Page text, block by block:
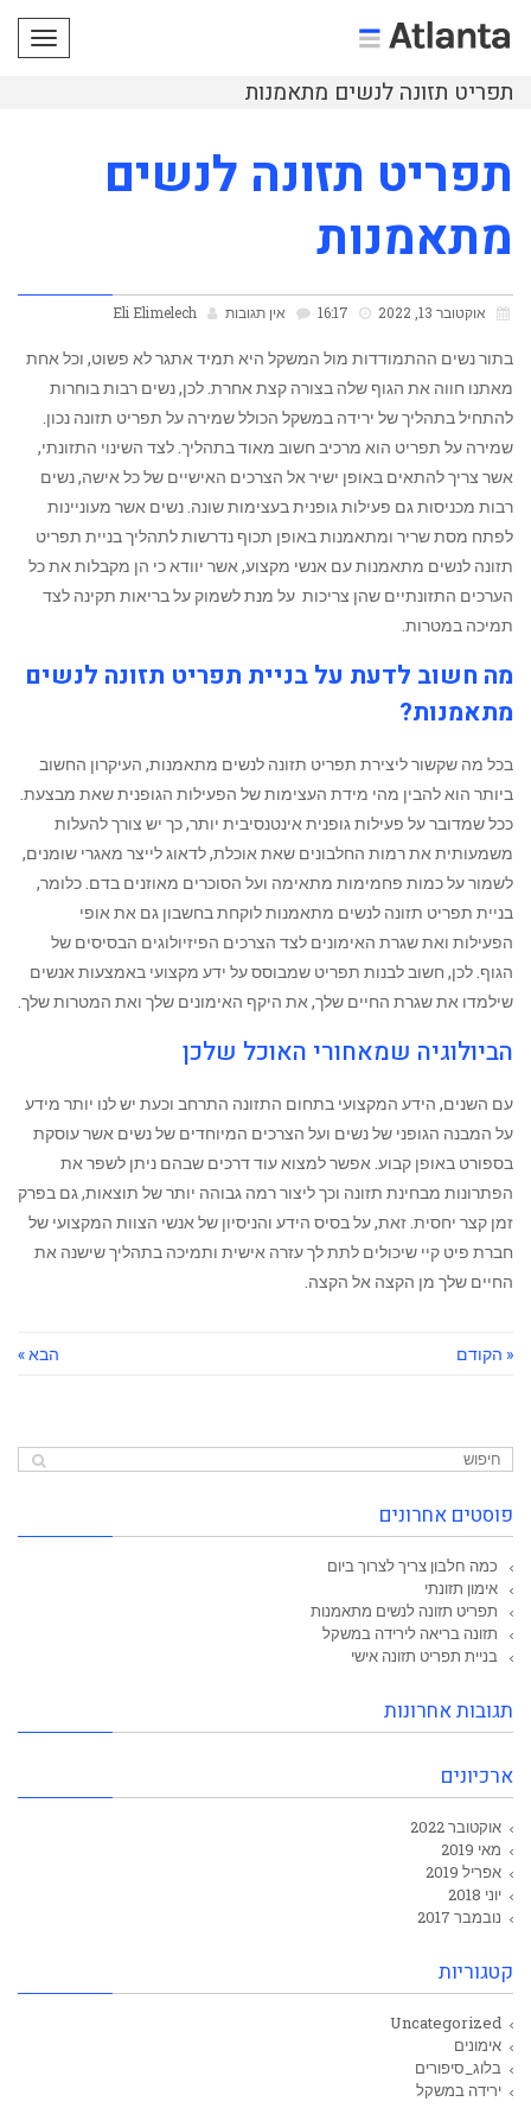
תפריט תזונה לנשים מתאמנות
תפריט תזונה לנשים
מתאמנות
אוקטובר 13, 2022 אין תגובות Eli Elimelech
בתור נשים ‏ההתמודדות מול המשקל היא תמיד אתגר לא פשוט, וכל אחת
מאתנו חווה את הגוף שלה בצורה קצת אחרת. לכן, נשים רבות בוחרות
להתחיל בתהליך של ירידה במשקל הכולל שמירה על תפריט תזונה נכון.
שמירה על תפריט הוא מרכיב חשוב מאוד בתהליך. לצד השינוי התזונתי,
אשר צריך להתאים באופן ישיר אל הצרכים האישיים של כל אישה, נשים
רבות מכניסות גם פעילות גופנית בעצימות שונה. נשים אשר מעוניינות
לפתח מסת שריר ומתאמנות באופן תכוף נדרשות לתהליך בניית תפריט
תזונה לנשים מתאמנות ‏עם אנשי מקצוע, אשר יוודא כי הן מקבלות את כל
הערכים התזונתיים שהן צריכות על מנת לשמוק על בריאות תקינה לצד
תמיכה במטרות.
מה חשוב לדעת על בניית תפריט תזונה לנשים
מתאמנות?
‏בכל מה שקשור ליצירת תפריט תזונה לנשים מתאמנות, העיקרון החשוב
ביותר הוא להבין מהי מידת העצימות של הפעילות הגופנית שאת מבצעת.
‏ככל שמדובר על פעילות גופנית אינטנסיבית יותר, כך יש צורך להעלות
משמעותית את רמות החלבונים שאת אוכלת, לדאוג לייצר מאגרי שומנים,
לשמור על כמות פחמימות מתאימה ועל הסוכרים מאוזנים בדם. כלומר,
בניית תפריט תזונה לנשים מתאמנות לוקחת בחשבון גם את אופי
הפעילות ואת שגרת האימונים לצד הצרכים הפיזיולוגים הבסיסים של
הגוף. לכן, חשוב לבנות תפריט שמבוסס על ידע מקצועי באמצעות אנשים
שילמדו את שגרת החיים שלך, את היקף האימונים שלך ואת המטרות שלך.
הביולוגיה שמאחורי האוכל שלכן
עם השנים, הידע המקצועי בתחום התזונה התרחב וכעת יש לנו יותר מידע
על המבנה הגופני של נשים ועל הצרכים המיוחדים של נשים אשר עוסקת
בספורט באופן קבוע. אפשר למצוא עוד דרכים שבהם ניתן לשפר את
הפתרונות מבחינת תזונה וכך ליצור רמה גבוהה יותר של תוצאות, גם בפרק
זמן קצר ‏יחסית. זאת, על בסיס הידע והניסיון של אנשי הצוות המקצועי של
חברת פיט קיי שיכולים לתת לך עזרה אישית ותמיכה בתהליך שישנה את
החיים שלך מן הקצה אל הקצה.
« הקודם הבא »
פוסטים אחרונים
כמה חלבון צריך לצרוך ביום
אימון תזונתי
תפריט תזונה לנשים מתאמנות
תזונה בריאה לירידה במשקל
בניית תפריט תזונה אישי
תגובות אחרונות
ארכיונים
אוקטובר 2022
מאי 2019
אפריל 2019
יוני 2018
נובמבר 2017
קטגוריות
Uncategorized
אימונים
בלוג_סיפורים
ירידה במשקל